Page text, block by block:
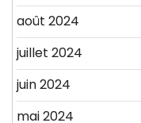
août 2024
juillet 2024
juin 2024
mai 2024